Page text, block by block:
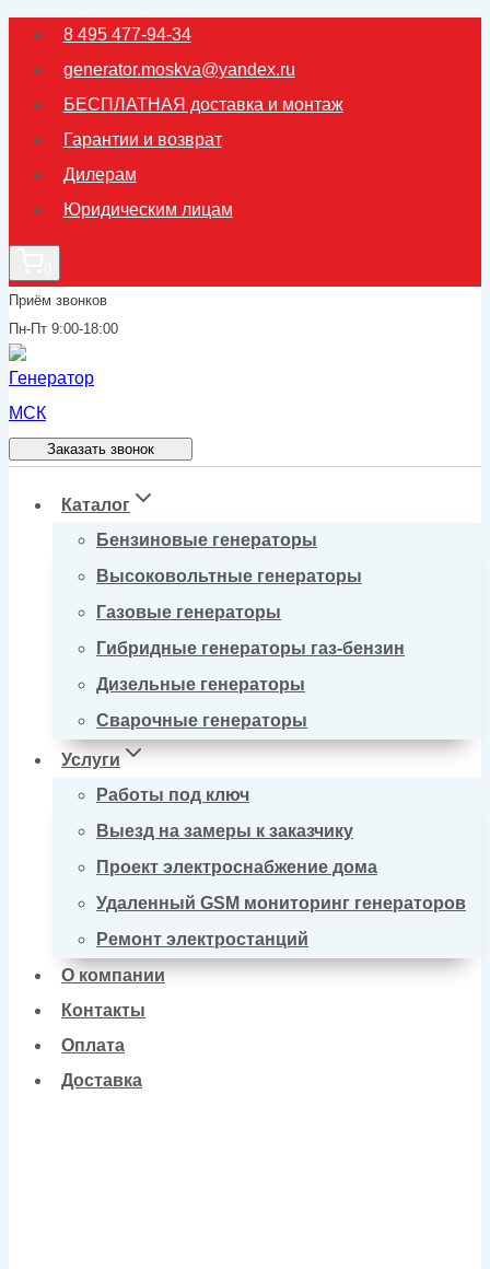
Перейти
содержимому
8 495 477-94-34
generator.moskva@yandex.ru
БЕСПЛАТНАЯ доставка и монтаж
Гарантии и возврат
Дилерам
Юридическим лицам
Приём звонков
Пн-Пт 9:00-18:00
Заказать звонок
Каталог
Бензиновые генераторы
Высоковольтные генераторы
Газовые генераторы
Гибридные генераторы газ-бензин
Дизельные генераторы
Сварочные генераторы
Услуги
Работы под ключ
Выезд на замеры к заказчику
Проект электроснабжение дома
Удаленный GSM мониторинг генераторов
Ремонт электростанций
О компании
Контакты
Оплата
Доставка